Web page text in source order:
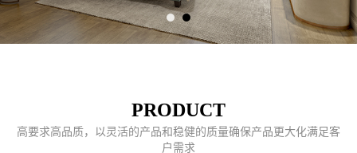
PRODUCT
高要求高品质，以灵活的产品和稳健的质量确保产品更大化满足客
户需求